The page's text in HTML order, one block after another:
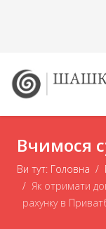
Вчимося
Ви тут: Головна
Як отримати
рахунку в